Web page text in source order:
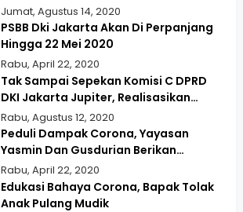
Jumat, Agustus 14, 2020
PSBB Dki Jakarta Akan Di Perpanjang
Hingga 22 Mei 2020
Rabu, April 22, 2020
Tak Sampai Sepekan Komisi C DPRD
DKI Jakarta Jupiter, Realisasikan
Aspirasi Masyarakat Duri Kepa Kebun
Jeruk
Rabu, Agustus 12, 2020
Peduli Dampak Corona, Yayasan
Yasmin Dan Gusdurian Berikan
Bansos Untuk Wilayah Pekojan
Rabu, April 22, 2020
Edukasi Bahaya Corona, Bapak Tolak
Anak Pulang Mudik